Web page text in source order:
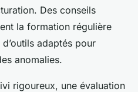
Des conseils
la formation régulière
adaptés pour
anomalies.
rigoureux, une évaluation